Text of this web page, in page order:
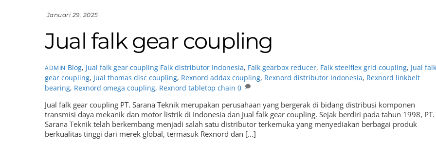
Januari 29, 2025
Jual falk gear coupling
ADMIN Blog, Jual falk gear coupling Falk distributor Indonesia, Falk gearbox reducer, Falk steelflex grid coupling, Jual
gear coupling, Jual thomas disc coupling, Rexnord addax coupling, Rexnord distributor Indonesia, Rexnord linkbelt
bearing, Rexnord omega coupling, Rexnord tabletop chain 0
Jual falk gear coupling PT. Sarana Teknik merupakan perusahaan yang bergerak di bidang distribusi komponen
transmisi daya mekanik dan motor listrik di Indonesia dan Jual falk gear coupling. Sejak berdiri pada tahun 1998, PT.
Sarana Teknik telah berkembang menjadi salah satu distributor terkemuka yang menyediakan berbagai produk
berkualitas tinggi dari merek global, termasuk Rexnord dan […]